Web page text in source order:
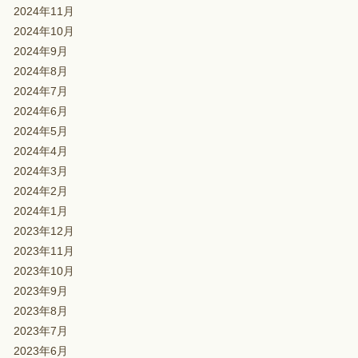
2024年11月
2024年10月
2024年9月
2024年8月
2024年7月
2024年6月
2024年5月
2024年4月
2024年3月
2024年2月
2024年1月
2023年12月
2023年11月
2023年10月
2023年9月
2023年8月
2023年7月
2023年6月